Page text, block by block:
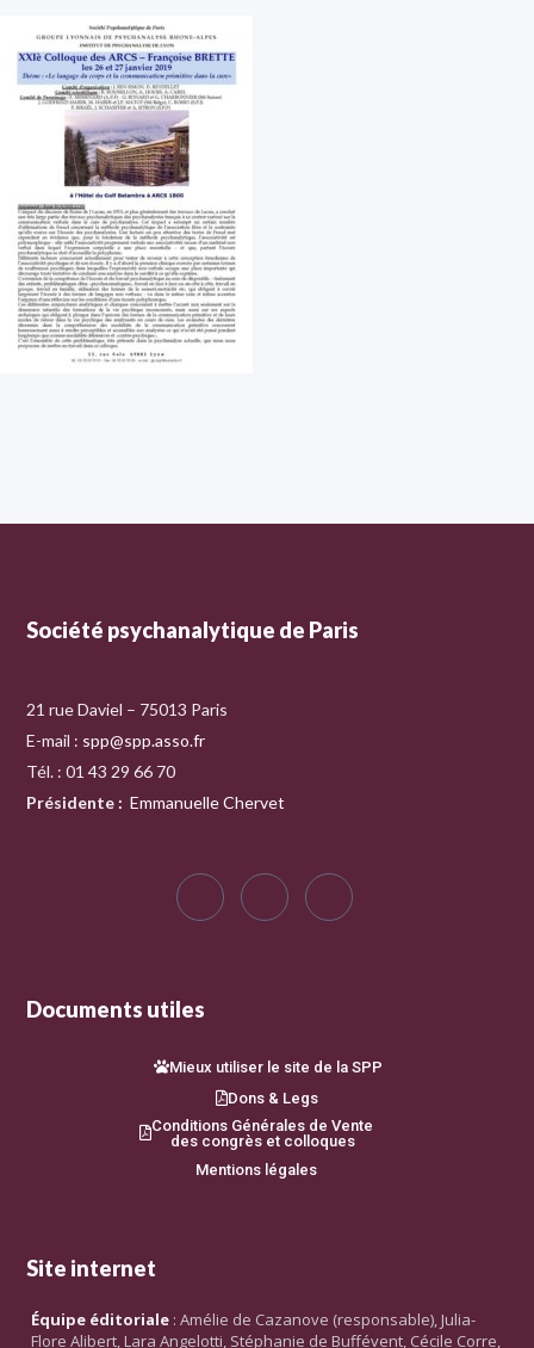
Société psychanalytique de Paris
21 rue Daviel – 75013 Paris
E-mail : spp@spp.asso.fr
Tél. : 01 43 29 66 70
Présidente : Emmanuelle Chervet
Documents utiles
Mieux utiliser le site de la SPP
Dons & Legs
Conditions Générales de Vente
des congrès et colloques
Mentions légales
Site internet
Équipe éditoriale : Amélie de Cazanove (responsable), Julia-
Flore Alibert, Lara Angelotti, Stéphanie de Buffévent, Cécile Corre,